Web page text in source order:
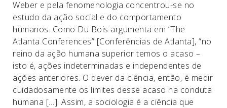
Weber e pela fenomenologia concentrou-se no
estudo da ação social e do comportamento
humanos. Como Du Bois argumenta em “The
Atlanta Conferences” [Conferências de Atlanta], “no
reino da ação humana superior temos o acaso –
isto é, ações indeterminadas e independentes de
ações anteriores. O dever da ciência, então, é medir
cuidadosamente os limites desse acaso na conduta
humana […]. Assim, a sociologia é a ciência que